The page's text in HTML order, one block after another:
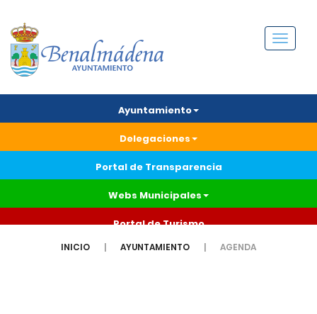
Menú
Ayuntamiento
Delegaciones
Portal de Transparencia
Webs Municipales
Portal de Turismo
INICIO AYUNTAMIENTO AGENDA